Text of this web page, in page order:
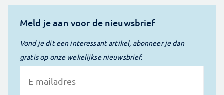
Meld je aan voor de nieuwsbrief
Vond je dit een interessant artikel, abonneer je dan
gratis op onze wekelijkse nieuwsbrief.